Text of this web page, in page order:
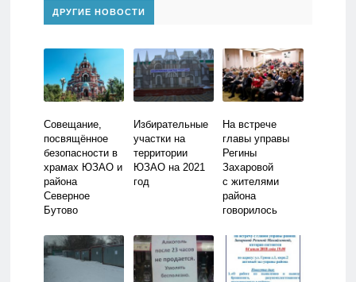
ДРУГИЕ НОВОСТИ
Совещание,
посвящённое
безопасности в
храмах ЮЗАО и
района
Северное
Бутово
Избирательные
участки на
территории
ЮЗАО на 2021
год
На встрече
главы управы
Регины
Захаровой
с жителями
района
говорилось
бутовчан
за ЖКУ